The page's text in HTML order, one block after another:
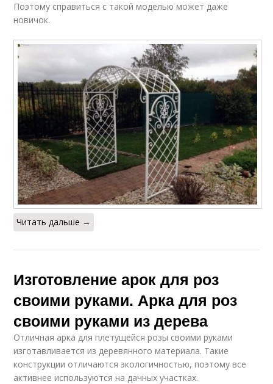
Поэтому справиться с такой моделью может даже
новичок.
Читать дальше →
Изготовление арок для роз
своими руками. Арка для роз
своими руками из дерева
Отличная арка для плетущейся розы своими руками
изготавливается из деревянного материала. Такие
конструкции отличаются экологичностью, поэтому все
активнее используются на дачных участках.